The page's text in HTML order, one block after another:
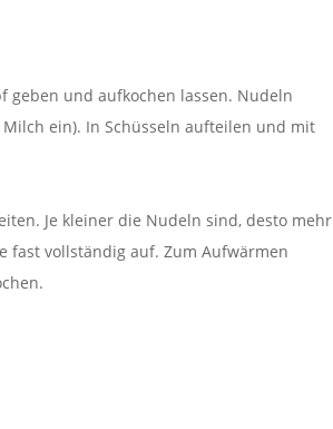
geben und aufkochen lassen. Nudeln
ein). In Schüsseln aufteilen und mit
Je kleiner die Nudeln sind, desto mehr
fast vollständig auf. Zum Aufwärmen